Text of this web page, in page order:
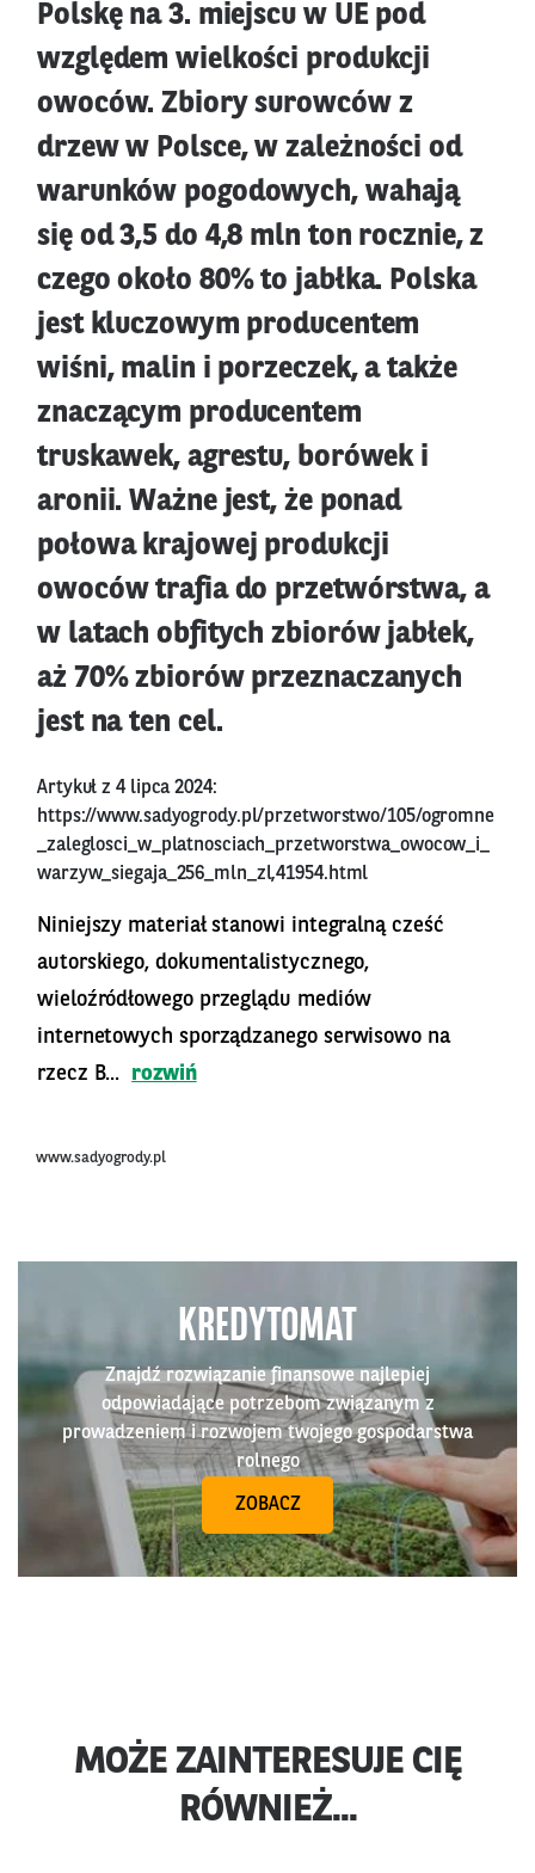
Polskę na 3. miejscu w UE pod
względem wielkości produkcji
owoców. Zbiory surowców z
drzew w Polsce, w zależności od
warunków pogodowych, wahają
się od 3,5 do 4,8 mln ton rocznie, z
czego około 80% to jabłka. Polska
jest kluczowym producentem
wiśni, malin i porzeczek, a także
znaczącym producentem
truskawek, agrestu, borówek i
aronii. Ważne jest, że ponad
połowa krajowej produkcji
owoców trafia do przetwórstwa, a
w latach obfitych zbiorów jabłek,
aż 70% zbiorów przeznaczanych
jest na ten cel.
Artykuł z 4 lipca 2024:
https://www.sadyogrody.pl/przetworstwo/105/ogromne
_zaleglosci_w_platnosciach_przetworstwa_owocow_i_
warzyw_siegaja_256_mln_zl,41954.html
Niniejszy materiał stanowi integralną cześć
autorskiego, dokumentalistycznego,
wieloźródłowego przeglądu mediów
internetowych sporządzanego serwisowo na
rzecz B...
rozwiń
www.sadyogrody.pl
KREDYTOMAT
Znajdź rozwiązanie finansowe najlepiej
odpowiadające potrzebom związanym z
prowadzeniem i rozwojem twojego gospodarstwa
rolnego
ZOBACZ
MOŻE ZAINTERESUJE CIĘ
RÓWNIEŻ...